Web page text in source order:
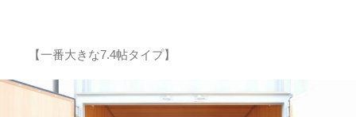
【一番大きな7.4帖タイプ】